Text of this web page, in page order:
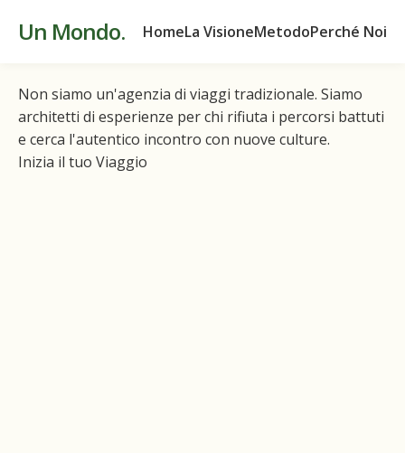
Un Mondo. HomeLa VisioneMetodoPerché Noi
Oltre la cartolina:
Non siamo un'agenzia di viaggi tradizionale. Siamo
architetti di esperienze per chi rifiuta i percorsi battuti
e cerca l'autentico incontro con nuove culture.
Inizia il tuo Viaggio